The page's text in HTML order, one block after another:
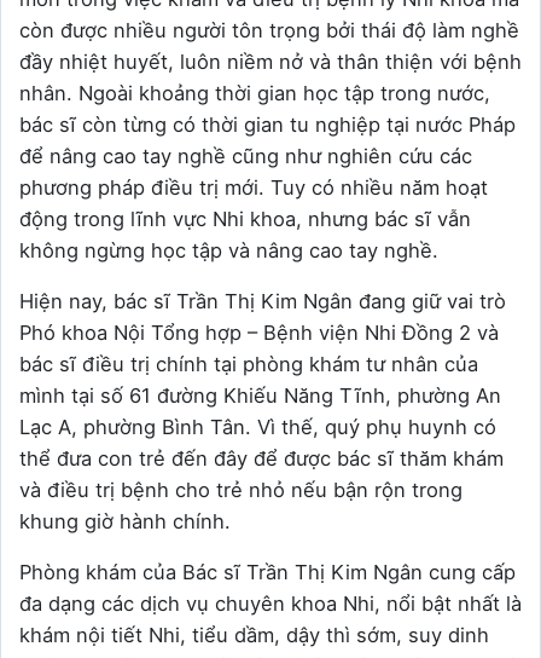
còn được nhiều người tôn trọng bởi thái độ làm nghề
đầy nhiệt huyết, luôn niềm nở và thân thiện với bệnh
nhân. Ngoài khoảng thời gian học tập trong nước,
bác sĩ còn từng có thời gian tu nghiệp tại nước Pháp
để nâng cao tay nghề cũng như nghiên cứu các
phương pháp điều trị mới. Tuy có nhiều năm hoạt
động trong lĩnh vực Nhi khoa, nhưng bác sĩ vẫn
không ngừng học tập và nâng cao tay nghề.
Hiện nay, bác sĩ Trần Thị Kim Ngân đang giữ vai trò
Phó khoa Nội Tổng hợp – Bệnh viện Nhi Đồng 2 và
bác sĩ điều trị chính tại phòng khám tư nhân của
mình tại số 61 đường Khiếu Năng Tĩnh, phường An
Lạc A, phường Bình Tân. Vì thế, quý phụ huynh có
thể đưa con trẻ đến đây để được bác sĩ thăm khám
và điều trị bệnh cho trẻ nhỏ nếu bận rộn trong
khung giờ hành chính.
Phòng khám của Bác sĩ Trần Thị Kim Ngân cung cấp
đa dạng các dịch vụ chuyên khoa Nhi, nổi bật nhất là
khám nội tiết Nhi, tiểu dầm, dậy thì sớm, suy dinh